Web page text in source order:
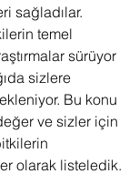
sağladılar.
temel
sürüyor
sizlere
Bu konu
ve sizler için
olarak listeledik.